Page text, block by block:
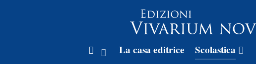
La casa editrice Scolastica